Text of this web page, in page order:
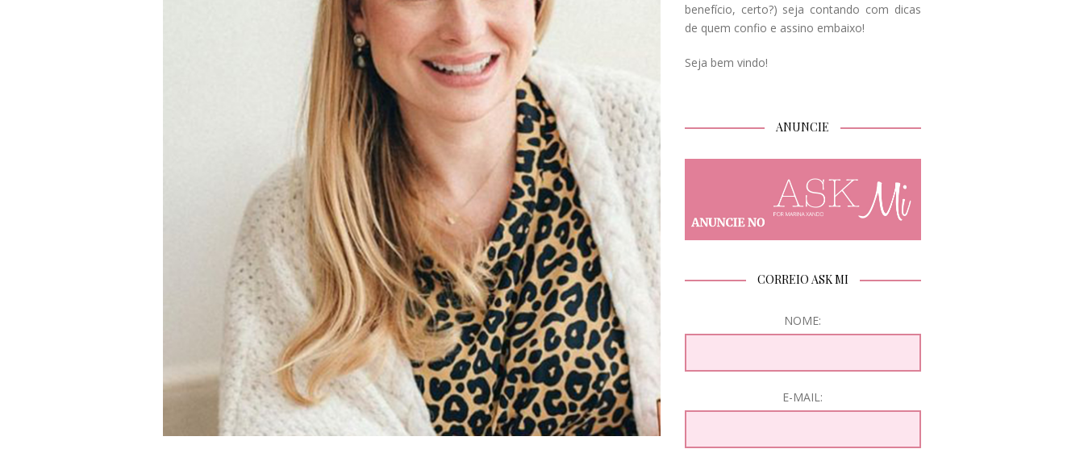
benefício, certo?) seja contando com dicas
de quem confio e assino embaixo!
Seja bem vindo!
ANUNCIE
CORREIO ASK MI
NOME:
E-MAIL: